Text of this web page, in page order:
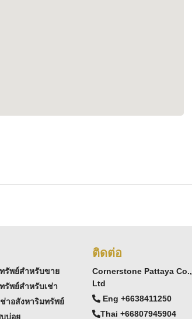
rent
by-step-guide-foreigners
รัพย์สำหรับขาย
รัพย์สำหรับเช่า
าอสังหาริมทรัพย์
บ่อย
ติดต่อ
Cornerstone Pattaya Co.,
Ltd
Eng +6638411250
Thai +66807945904